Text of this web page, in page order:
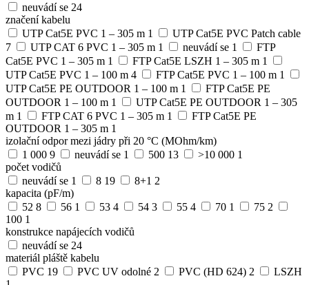
neuvádí se 24
značení kabelu
UTP Cat5E PVC 1 – 305 m 1
UTP Cat5E PVC Patch cable
7
UTP CAT 6 PVC 1 – 305 m 1 neuvádí se 1
FTP
Cat5E PVC 1 – 305 m 1 FTP Cat5E LSZH 1 – 305 m 1
UTP Cat5E PVC 1 – 100 m 4 FTP Cat5E PVC 1 – 100 m 1
UTP Cat5E PE OUTDOOR 1 – 100 m 1
FTP Cat5E PE
OUTDOOR 1 – 100 m 1
UTP Cat5E PE OUTDOOR 1 – 305
m 1 FTP CAT 6 PVC 1 – 305 m 1
FTP Cat5E PE
OUTDOOR 1 – 305 m 1
izolační odpor mezi jádry při 20 °C (MOhm/km)
1 000 9 neuvádí se 1 500 13 >10 000 1
počet vodičů
neuvádí se 1 8 19 8+1 2
kapacita (pF/m)
52 8 56 1 53 4 54 3 55 4 70 1 75 2
100 1
konstrukce napájecích vodičů
neuvádí se 24
materiál pláště kabelu
PVC 19 PVC UV odolné 2 PVC (HD 624) 2
LSZH